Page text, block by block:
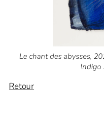
Le chant des abysses,
Indigo
Retour